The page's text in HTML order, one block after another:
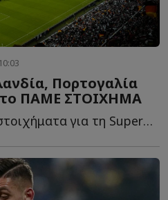
Πορτογαλία
ΠΑΜΕ ΣΤΟΙΧΗΜΑ
Μακροχρόνια ειδικά στοιχήματα για τη Super League και τα μ...